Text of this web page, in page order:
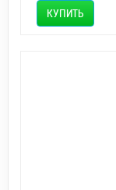
КУПИТЬ